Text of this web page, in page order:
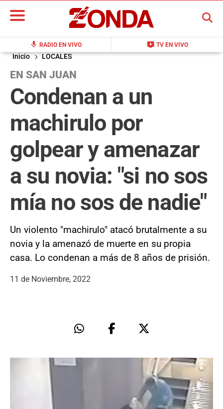
mic RADIO EN VIVO live_tv TV EN VIVO
BUSCAR
Inicio LOCALES
EN SAN JUAN
Condenan a un
machirulo por
golpear y amenazar
a su novia: "si no sos
mía no sos de nadie"
Un violento "machirulo" atacó brutalmente a su
novia y la amenazó de muerte en su propia
casa. Lo condenan a más de 8 años de prisión.
11 de Noviembre, 2022